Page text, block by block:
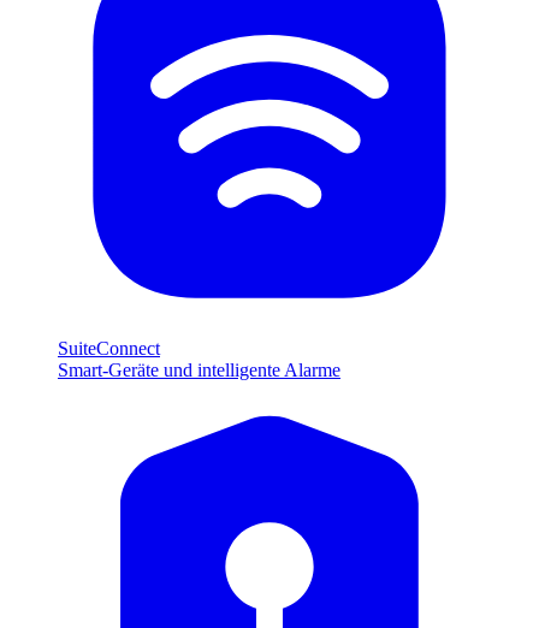
SuiteConnect
Smart-Geräte und intelligente Alarme